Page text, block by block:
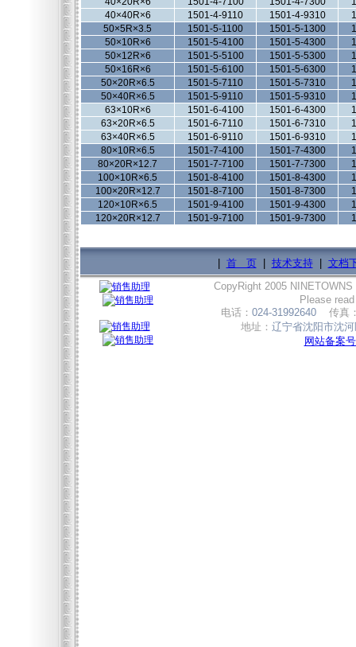
40×40R×6
1501-4-9110 1501-4-9310
50×5R×3.5
1501-5-1100 1501-5-1300
50×10R×6
1501-5-4100 1501-5-4300
50×12R×6
1501-5-5100 1501-5-5300
50×16R×6
1501-5-6100 1501-5-6300
50×20R×6.5
1501-5-7110 1501-5-7310
50×40R×6.5
1501-5-9110 1501-5-9310
63×10R×6
1501-6-4100 1501-6-4300
63×20R×6.5
1501-6-7110 1501-6-7310
63×40R×6.5
1501-6-9110 1501-6-9310
80×10R×6.5
1501-7-4100 1501-7-4300
80×20R×12.7
1501-7-7100 1501-7-7300
100×10R×6.5
1501-8-4100 1501-8-4300
100×20R×12.7
1501-8-7100 1501-8-7300
120×10R×6.5
1501-9-4100 1501-9-4300
120×20R×12.7
1501-9-7100 1501-9-7300
首 页| 技术支持| 文档
CopyRight 2005 NINETOWNS
Please
电话： 024-31992640 传真
地址： 辽宁省沈阳市沈
网站备案